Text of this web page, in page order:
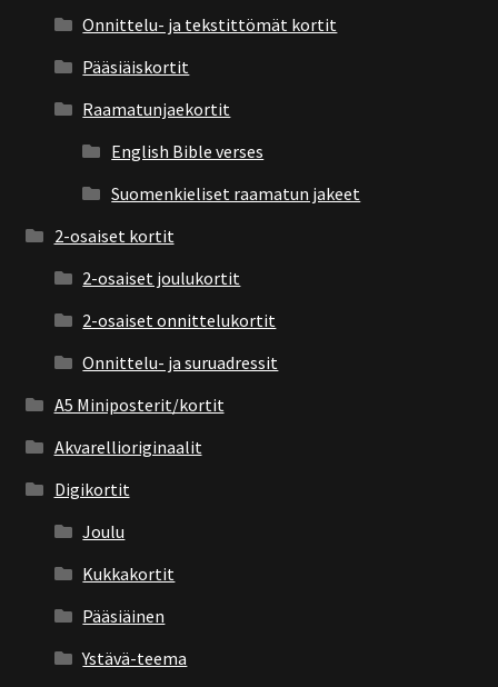
Onnittelu- ja tekstittömät kortit
Pääsiäiskortit
Raamatunjaekortit
English Bible verses
Suomenkieliset raamatun jakeet
2-osaiset kortit
2-osaiset joulukortit
2-osaiset onnittelukortit
Onnittelu- ja suruadressit
A5 Miniposterit/kortit
Akvarellioriginaalit
Digikortit
Joulu
Kukkakortit
Pääsiäinen
Ystävä-teema